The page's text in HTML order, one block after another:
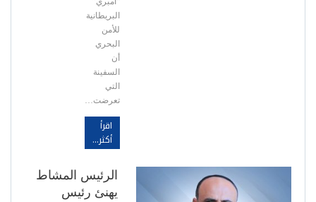
البريطانية
للأمن
البحري
أن
السفينة
التي
تعرضت…
اقرأ
أكثر...
الرئيس المشاط
يهنئ رئيس